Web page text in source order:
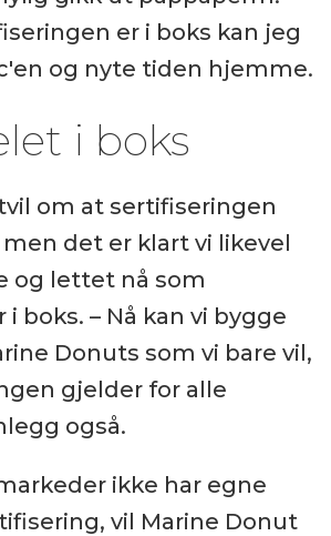
er i boks kan jeg
og nyte tiden hjemme.
i boks
om at sertifiseringen
det er klart vi likevel
og lettet nå som
i boks. – Nå kan vi bygge
Donuts som vi bare vil,
gjelder for alle
også.
ikke har egne
vil Marine Donut